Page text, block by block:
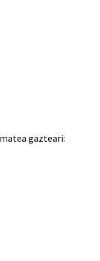
gazteari: